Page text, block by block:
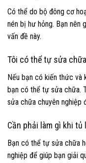
Có thể do bộ đông cơ
nén bị hư hỏng. Bạn nên
vấn đề này.
Tôi có thể tự sửa
Nếu bạn có kiến thức và
bạn có thể tự sửa chữa.
sửa chữa chuyên nghiệp
Cần phải làm gì khi tủ
Bạn có thể tự sửa chữa
nghiệp để giúp bạn giải